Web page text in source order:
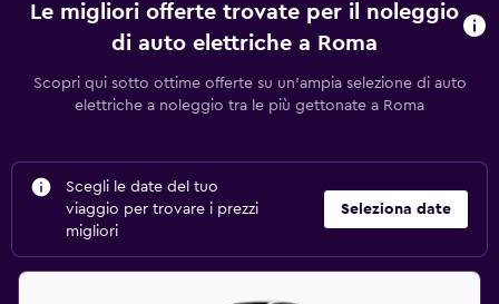
Le migliori offerte trovate per il noleggio
di auto elettriche a Roma
Scopri qui sotto ottime offerte su un’ampia selezione di auto
elettriche a noleggio tra le più gettonate a Roma
Scegli le date del tuo
viaggio per trovare i prezzi
migliori
Seleziona date